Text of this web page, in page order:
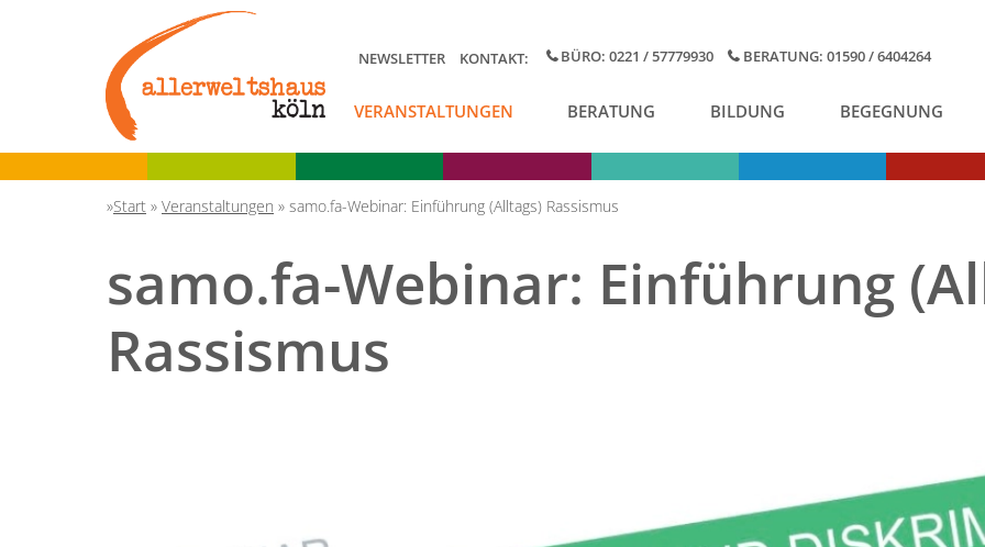
BÜRO: 0221 / 57779930 BERATUNG: 01590 / 6404264
NEWSLETTER KONTAKT:
VERANSTALTUNGEN BERATUNG BILDUNG BEGEGNUNG
Start » Veranstaltungen » samo.fa-Webinar: Einführung (Alltags) Rassismus
samo.fa-Webinar: Einführung
Rassismus